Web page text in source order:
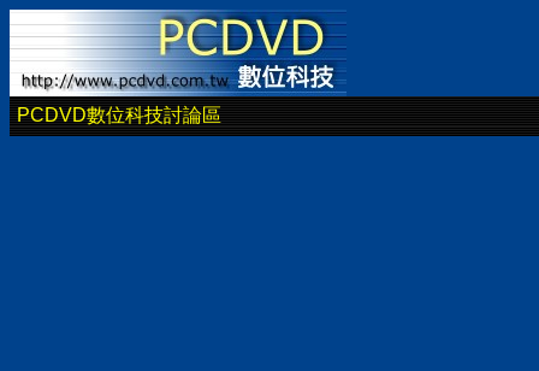
PCDVD數位科技討論區